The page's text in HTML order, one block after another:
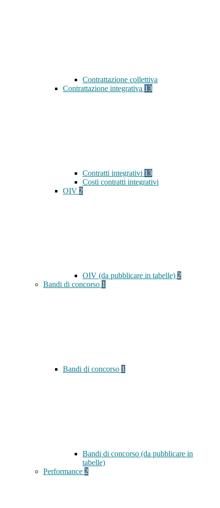
Contrattazione collettiva
Contrattazione integrativa 13
Contratti integrativi 13
Costi contratti integrativi
OIV 2
OIV (da pubblicare in tabelle) 2
Bandi di concorso 1
Bandi di concorso 1
Bandi di concorso (da pubblicare in
tabelle)
Performance 2